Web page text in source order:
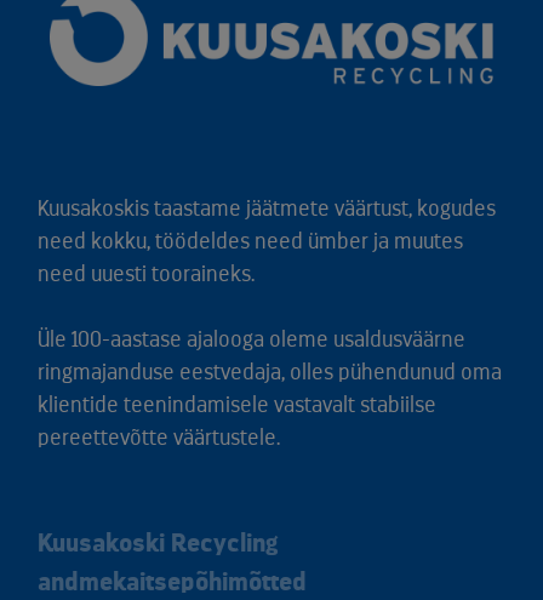
Kuusakoskis taastame jäätmete väärtust, kogudes
need kokku, töödeldes need ümber ja muutes
need uuesti tooraineks.
Üle 100-aastase ajalooga oleme usaldusväärne
ringmajanduse eestvedaja, olles pühendunud oma
klientide teenindamisele vastavalt stabiilse
pereettevõtte väärtustele.
Kuusakoski Recycling
andmekaitsepõhimõtted